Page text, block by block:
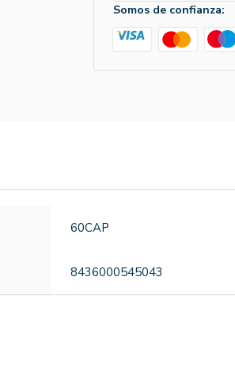
Somos de confianza:
60CAP
8436000545043